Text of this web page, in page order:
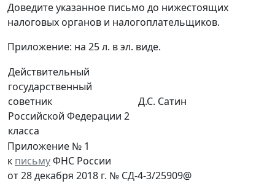
Доведите указанное письмо до нижестоящих
налоговых органов и налогоплательщиков.
Приложение: на 25 л. в эл. виде.
Действительный
государственный
советник
Российской Федерации 2
класса
Д.С. Сатин
Приложение № 1
к письмуФНС России
от 28 декабря 2018 г. № СД-4-3/25909@